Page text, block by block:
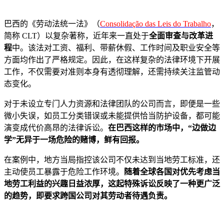
巴西的《劳动法统一法》（Consolidação das Leis do Trabalho，
简称 CLT）以复杂著称，近年来一直处于全面审查与改革进
程中。该法对工资、福利、带薪休假、工作时间及职业安全等
方面均作出了严格规定。因此，在这样复杂的法律环境下开展
工作，不仅需要对准则本身有透彻理解，还需持续关注监管动
态变化。
对于未设立专门人力资源和法律团队的公司而言，即便是一些
微小失误，如员工分类错误或未能提供恰当防护设备，都可能
演变成代价高昂的法律诉讼。 在巴西这样的市场中，“边做边
学”无异于一场危险的赌博，鲜有回报。
在案例中，地方当局指控该公司不仅未达到当地劳工标准，还
主动使员工暴露于危险工作环境。
随着全球各国对优先考虑当
地劳工利益的兴趣日益浓厚，这起特殊诉讼反映了一种更广泛
的趋势，即要求跨国公司对其劳动者待遇负责。